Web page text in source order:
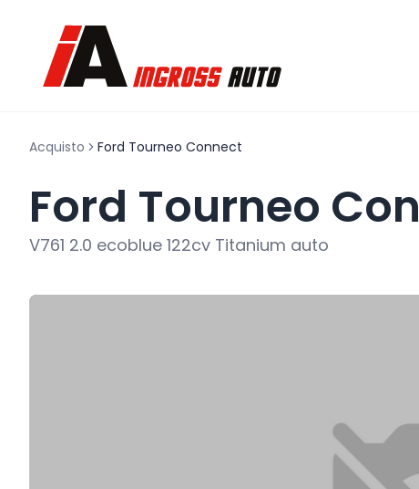
Acquisto Ford Tourneo Connect
Ford Tourneo
V761 2.0 ecoblue 122cv Titanium auto